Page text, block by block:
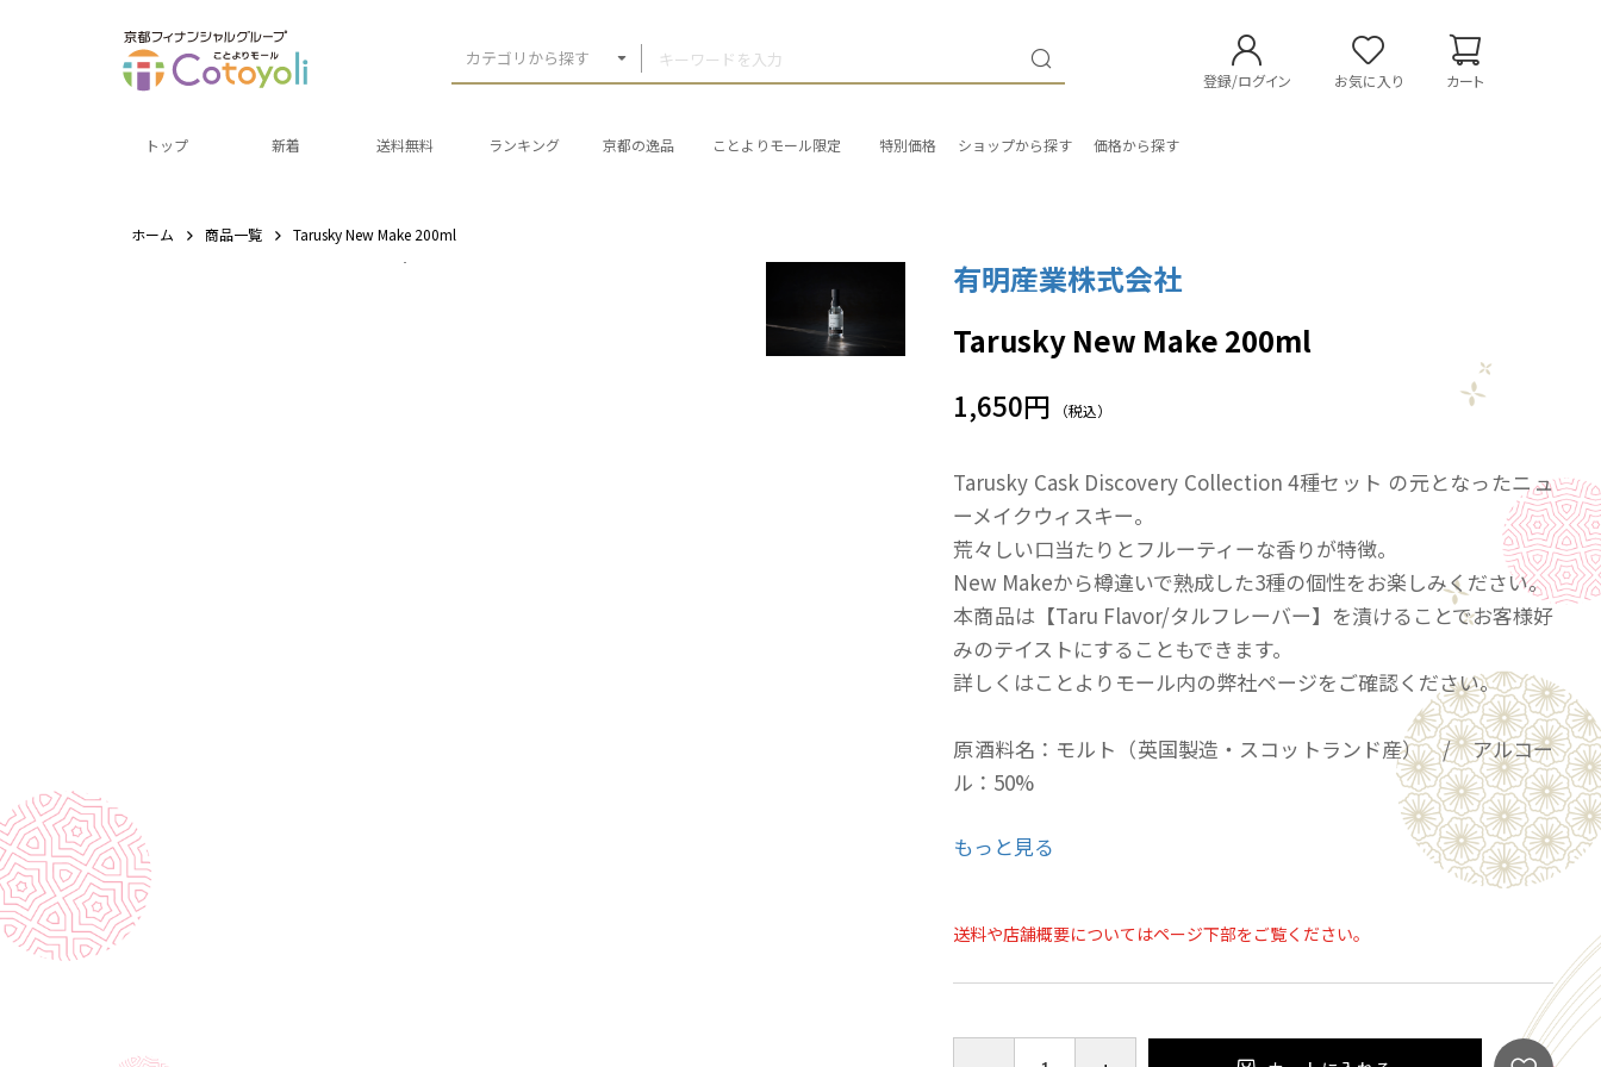
カテゴリから探す
登録/ログイン お気に入り カート
トップ 新着 送料無料 ランキング 京都の逸品 ことよりモール限定 特別価格 ショップから探す 価格から探す
ホーム 商品一覧 Tarusky New Make 200ml
有明産業株式会社
Tarusky New Make 200ml
1,650円 （税込）
Tarusky Cask Discovery Collection 4種セット の元となったニュ
ーメイクウィスキー。
荒々しい口当たりとフルーティーな香りが特徴。
New Makeから樽違いで熟成した3種の個性をお楽しみください。
本商品は【Taru Flavor/タルフレーバー】を漬けることでお客様好
みのテイストにすることもできます。
詳しくはことよりモール内の弊社ページをご確認ください。
原酒料名：モルト（英国製造・スコットランド産） / アルコー
ル：50%
20歳未満の飲酒は法律で禁止されています。当店は20歳未満
ご購入時、「ご注文手続き」画面の「お問い合わせ欄」に、生
ことよりモール会員で生年月日登録済みの方は、お問い合わ
もっと見る
送料や店舗概要についてはページ下部をご覧ください。